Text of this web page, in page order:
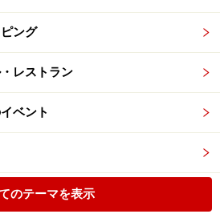
ング
レストラン
ベント
のテーマを表示